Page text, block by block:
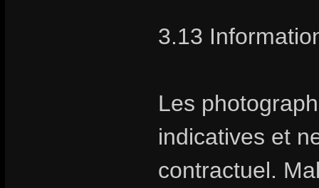
3.13
Les
indicatives et
contractuel.